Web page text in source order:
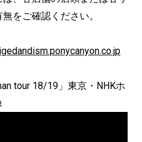
をご確認ください。
tour 18/19」東京・NHKホ